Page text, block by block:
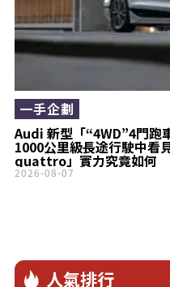
Audi 新型「“4WD”4門跑
1000公里級長途行駛中
quattro」實力究竟如何
一手企劃
2026-08-07
人氣排行